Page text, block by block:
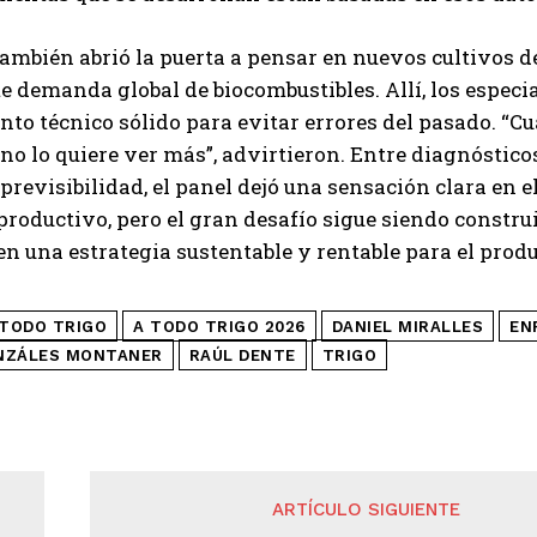
abrió la puerta a pensar en nuevos cultivos
demanda global de biocombustibles. Allí, los
técnico sólido para evitar errores del pasado.
lo quiere ver más”, advirtieron. Entre
el panel dejó una sensación clara
pero el gran desafío sigue siendo
una estrategia sustentable y rentable para el
TRIGO A TODO TRIGO 2026 DANIEL MIRALLES
MONTANER
RAÚL DENTE TRIGO
ARTÍCULO SIGUIENTE